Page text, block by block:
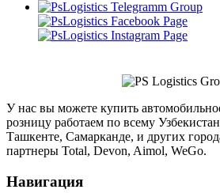
У нас вы можете купить
розницу работаем по всему
Ташкенте, Самарканде, и других
партнеры Total, Devon, Aimol, WeGo.
Навигация